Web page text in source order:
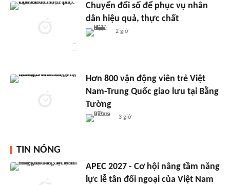
Chuyển đổi số để phục vụ nhân
dân hiệu quả, thực chất
2 giờ
Hơn 800 vận động viên trẻ Việt
Nam-Trung Quốc giao lưu tại Bằng
Tường
3 giờ
TIN NÓNG
APEC 2027 - Cơ hội nâng tầm năng
lực lễ tân đối ngoại của Việt Nam